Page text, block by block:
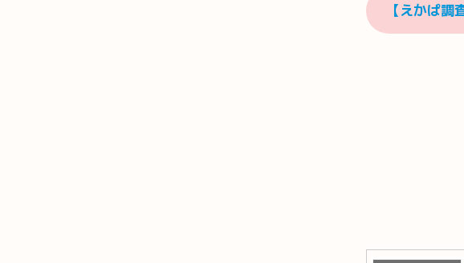
【えかぱ調